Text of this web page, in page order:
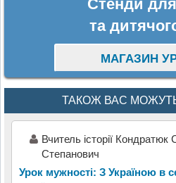
Стенди
та
МАГАЗИН
ТАКОЖ ВАС
Вчитель історії Кондратюк
Степанович
Урок мужності: З Україною в